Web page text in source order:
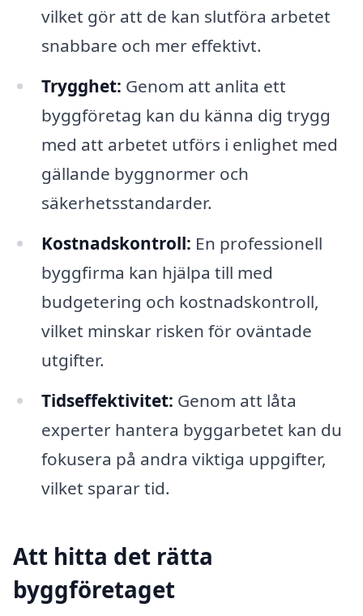
vilket gör att de kan slutföra arbetet
snabbare och mer effektivt.
Trygghet: Genom att anlita ett
byggföretag kan du känna dig trygg
med att arbetet utförs i enlighet med
gällande byggnormer och
säkerhetsstandarder.
Kostnadskontroll: En professionell
byggfirma kan hjälpa till med
budgetering och kostnadskontroll,
vilket minskar risken för oväntade
utgifter.
Tidseffektivitet: Genom att låta
experter hantera byggarbetet kan du
fokusera på andra viktiga uppgifter,
vilket sparar tid.
Att hitta det rätta
byggföretaget